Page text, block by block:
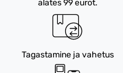
alates 99 eurot.
Tagastamine ja vahetus